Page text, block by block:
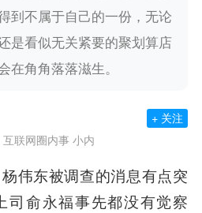
到不属于自己的一份，无论
是看似无关紧要的聚划算店
在角角落落滋生。
互联网圈内事 小内
+ 关注
伟东被调查的消息有点突
司俞永福事先都没有觉察